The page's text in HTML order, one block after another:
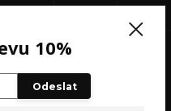
10%
Odeslat